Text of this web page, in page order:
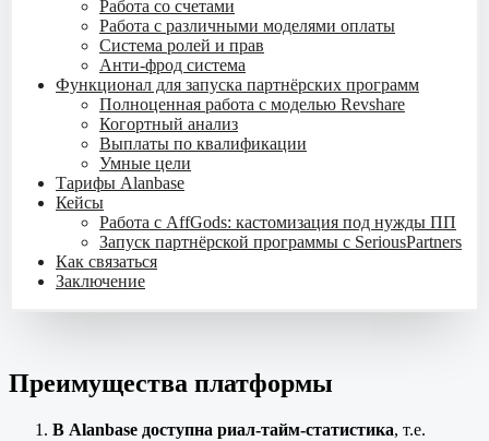
Работа со счетами
Работа с различными моделями оплаты
Система ролей и прав
Анти-фрод система
Функционал для запуска партнёрских программ
Полноценная работа с моделью Revshare
Когортный анализ
Выплаты по квалификации
Умные цели
Тарифы Alanbase
Кейсы
Работа с AffGods: кастомизация под нужды ПП
Запуск партнёрской программы с SeriousPartners
Как связаться
Заключение
Преимущества платформы
В Alanbase доступна риал-тайм-статистика, т.е.